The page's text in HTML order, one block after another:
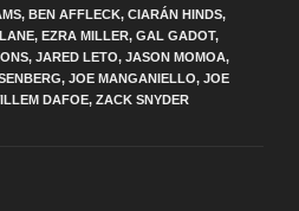
, BEN AFFLECK, CIARÁN HINDS,
, EZRA MILLER, GAL GADOT,
, JARED LETO, JASON MOMOA,
, JOE MANGANIELLO, JOE
DAFOE, ZACK SNYDER